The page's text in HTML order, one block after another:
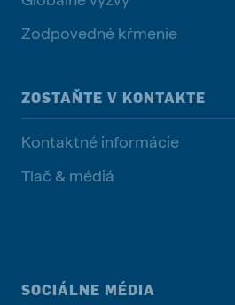
Zodpovedné kŕmenie
ZOSTAŇTE V KONTAKTE
Kontaktné informácie
Tlač & médiá
SOCIÁLNE MÉDIA